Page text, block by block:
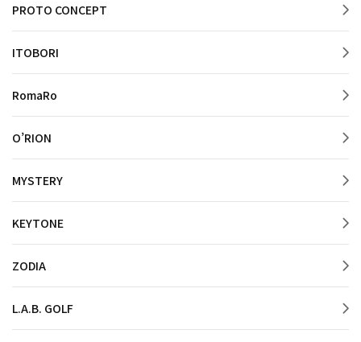
PROTO CONCEPT
ITOBORI
RomaRo
O’RION
MYSTERY
KEYTONE
ZODIA
L.A.B. GOLF